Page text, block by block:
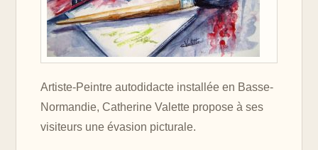
Artiste-Peintre autodidacte installée en Basse-
Normandie, Catherine Valette propose à ses
visiteurs une évasion picturale.